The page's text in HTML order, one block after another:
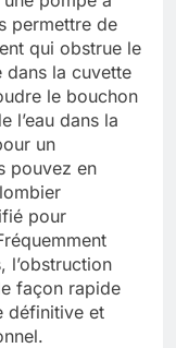
permettre de
qui obstrue le
dans la cuvette
le bouchon
l’eau dans la
un
pouvez en
pour
l’obstruction
façon rapide
définitive et